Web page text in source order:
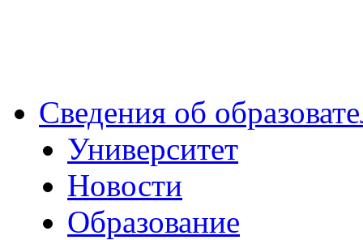
Сведения об
Университет
Новости
Образование